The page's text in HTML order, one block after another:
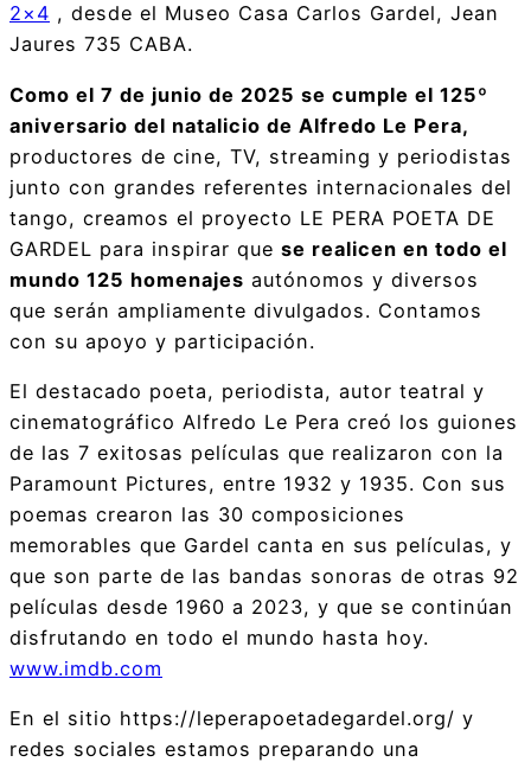
2×4 , desde el Museo Casa Carlos Gardel, Jean
Jaures 735 CABA.
Como el 7 de junio de 2025 se cumple el 125º
aniversario del natalicio de Alfredo Le Pera,
productores de cine, TV, streaming y periodistas
junto con grandes referentes internacionales del
tango, creamos el proyecto LE PERA POETA DE
GARDEL para inspirar que se realicen en todo el
mundo 125 homenajes autónomos y diversos
que serán ampliamente divulgados. Contamos
con su apoyo y participación.
El destacado poeta, periodista, autor teatral y
cinematográfico Alfredo Le Pera creó los guiones
de las 7 exitosas películas que realizaron con la
Paramount Pictures, entre 1932 y 1935. Con sus
poemas crearon las 30 composiciones
memorables que Gardel canta en sus películas, y
que son parte de las bandas sonoras de otras 92
películas desde 1960 a 2023, y que se continúan
disfrutando en todo el mundo hasta hoy.
www.imdb.com
En el sitio https://leperapoetadegardel.org/ y
redes sociales estamos preparando una